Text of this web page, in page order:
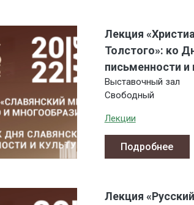
Лекция
Толстого»: ко
письменности и
Выставочный зал
Свободный
Лекции
Подробнее
Лекция